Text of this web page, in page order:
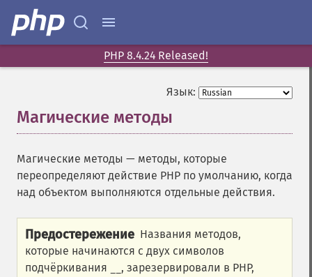
PHP 8.4.24 Released!
Язык:
Магические методы
Магические методы — методы, которые
переопределяют действие PHP по умолчанию, когда
над объектом выполняются отдельные действия.
Предостережение Названия методов,
которые начинаются с двух символов
подчёркивания
, зарезервировали в PHP,